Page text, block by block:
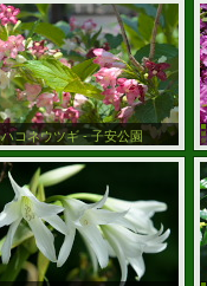
ハコネウツギ - 子安公園